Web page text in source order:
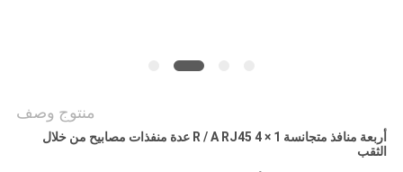
منتوج وصف
أربعة منافذ متجانسة 1 × 4 R / A RJ45 عدة منفذات مصابيح من خلال
الثقب